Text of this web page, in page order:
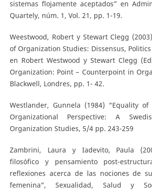
sistemas flojamente aceptados” en
Quartely, núm. 1, Vol. 21, pp. 1-19.
Weestwood, Robert y Stewart Clegg
of Organization Studies: Dissensus,
en Robert Westwood y Stewart Clegg
Organization: Point – Counterpoint in
Blackwell, Londres, pp. 1- 42.
Westlander, Gunnela (1984) “Equality
Organizational Perspective: A
Organization Studies, 5/4 pp. 243-259
Zambrini, Laura y Iadevito, Paula
filosófico y pensamiento post-
reflexiones acerca de las nociones de
femenina”, Sexualidad, Salud y